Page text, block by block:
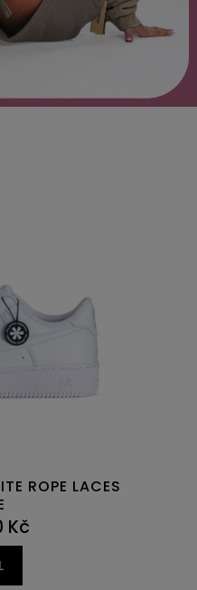
ROPE LACES
Kč